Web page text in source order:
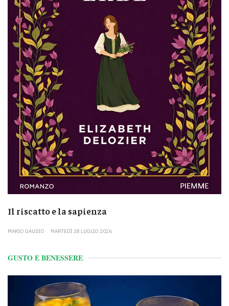
Il riscatto e la sapienza
MARIO GAUDIO MARTEDÌ 28 LUGLIO 2026
GUSTO E BENESSERE